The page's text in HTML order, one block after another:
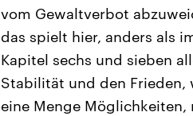
vom Gewaltverbot
das spielt hier, anders als
Kapitel sechs und sieben
Stabilität und den Frieden,
eine Menge